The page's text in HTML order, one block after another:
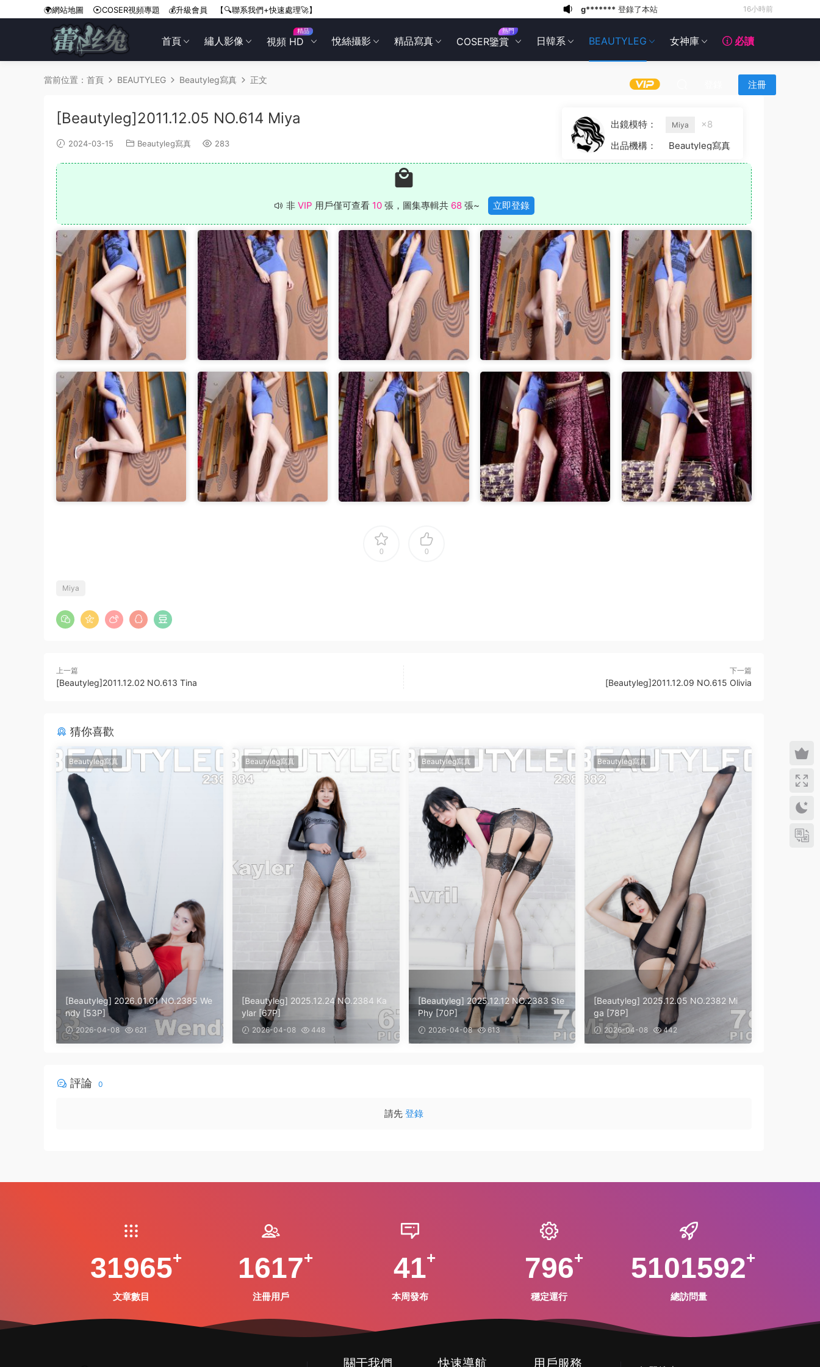
首頁 繡人影像 視頻 HD
精品
悅絲攝影 精品寫真 COSER鑒賞
熱門
日韓系 BEAUTYLEG 女神庫 必讀
注冊
🌍網站地圖 COSER視頻專題 💰升級會員 【🔍聯系我們+快速處理🚀】 6******* 19小時前
6******* 19小時前
6******* 19小時前
19小時前
6*******
6*******
g*******
16小時前
當前位置： 首頁 BEAUTYLEG Beautyleg寫真 正文
[Beautyleg]2011.12.05 NO.614 Miya
2024-03-15 Beautyleg寫真 283
出鏡模特： Miya
×8
出品機構：
Beautyleg寫真
非 VIP 用戶僅可查看 10張，圖集專輯共 68張~ 立即登錄
0 0
Miya
上一篇
[Beautyleg]2011.12.02 NO.613 Tina
下一篇
[Beautyleg]2011.12.09 NO.615 Olivia
猜你喜歡
Beautyleg寫真
[Beautyleg] 2026.01.01 NO.2385 We
ndy [53P]
2026-04-08 621
Beautyleg寫真
[Beautyleg] 2025.12.24 NO.2384 Ka
ylar [67P]
2026-04-08 448
Beautyleg寫真
[Beautyleg] 2025.12.12 NO.2383 Ste
Phy [70P]
2026-04-08 613
Beautyleg寫真
[Beautyleg] 2025.12.05 NO.2382 Mi
ga [78P]
2026-04-08 442
評論 0
請先 登錄
31965
文章數目
1617
注冊用戶
41
本周發布
796
穩定運行
5101592
總訪問量
關于我們 快速導航 用戶服務